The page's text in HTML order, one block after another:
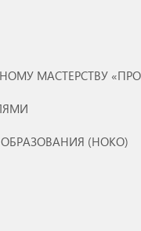
МАСТЕРСТВУ
(НОКО)